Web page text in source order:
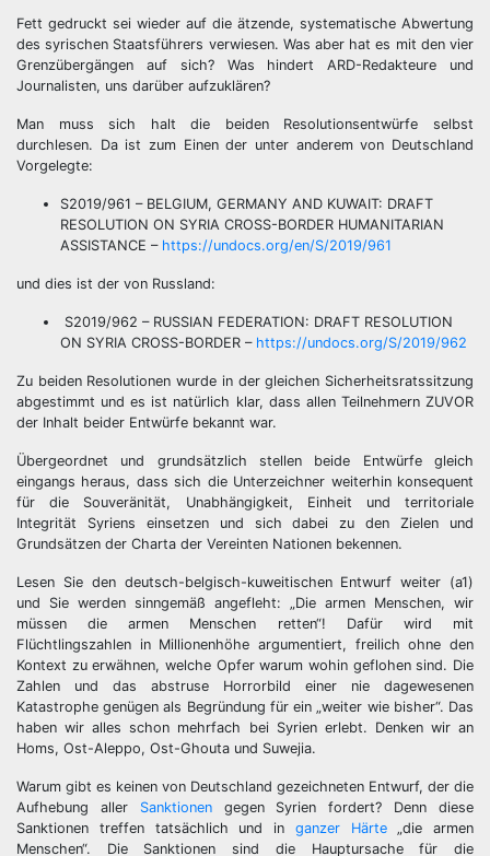
Fett gedruckt sei wieder auf die ätzende, systematische Abwertung
des syrischen Staatsführers verwiesen. Was aber hat es mit den vier
Grenzübergängen auf sich? Was hindert ARD-Redakteure und
Journalisten, uns darüber aufzuklären?
Man muss sich halt die beiden Resolutionsentwürfe selbst
durchlesen. Da ist zum Einen der unter anderem von Deutschland
Vorgelegte:
S2019/961 – BELGIUM, GERMANY AND KUWAIT: DRAFT
RESOLUTION ON SYRIA CROSS-BORDER HUMANITARIAN
ASSISTANCE – https://undocs.org/en/S/2019/961
und dies ist der von Russland:
S2019/962 – RUSSIAN FEDERATION: DRAFT RESOLUTION
ON SYRIA CROSS-BORDER – https://undocs.org/S/2019/962
Zu beiden Resolutionen wurde in der gleichen Sicherheitsratssitzung
abgestimmt und es ist natürlich klar, dass allen Teilnehmern ZUVOR
der Inhalt beider Entwürfe bekannt war.
Übergeordnet und grundsätzlich stellen beide Entwürfe gleich
eingangs heraus, dass sich die Unterzeichner weiterhin konsequent
für die Souveränität, Unabhängigkeit, Einheit und territoriale
Integrität Syriens einsetzen und sich dabei zu den Zielen und
Grundsätzen der Charta der Vereinten Nationen bekennen.
Lesen Sie den deutsch-belgisch-kuweitischen Entwurf weiter (a1)
und Sie werden sinngemäß angefleht: „Die armen Menschen, wir
müssen die armen Menschen retten“! Dafür wird mit
Flüchtlingszahlen in Millionenhöhe argumentiert, freilich ohne den
Kontext zu erwähnen, welche Opfer warum wohin geflohen sind. Die
Zahlen und das abstruse Horrorbild einer nie dagewesenen
Katastrophe genügen als Begründung für ein „weiter wie bisher“. Das
haben wir alles schon mehrfach bei Syrien erlebt. Denken wir an
Homs, Ost-Aleppo, Ost-Ghouta und Suwejia.
Warum gibt es keinen von Deutschland gezeichneten Entwurf, der die
Aufhebung aller Sanktionengegen Syrien fordert? Denn diese
Sanktionen treffen tatsächlich und in ganzer Härte„die armen
Menschen“. Die Sanktionen sind die Hauptursache für die